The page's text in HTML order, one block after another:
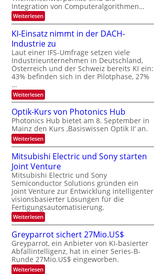
B
i
l
d
v
e
r
a
r
b
e
i
t
u
n
g
s
-
T
r
e
n
d
s
tm
e
l
d
e
t
s
t
a
r
k
e
W
a
h
s
t
u
m
m
e
r
s
t
e
n
H
a
l
b
j
a
h
r
Integration von Computeralgorithmen…
Weiterlesen:
8
9
.
W
E
-
H
e
a
e
s
-
S
e
m
i
n
a
r
KI-Einsatz nimmt in der DACH-
Industrie zu
Laut einer IFS-Umfrage setzen viele
Industrieunternehmen in Deutschland,
Österreich und der Schweiz bereits KI ein:
43% befinden sich in der Pilotphase, 27%
…
Weiterlesen:
K
-
E
i
n
s
a
t
z
n
i
m
m
t
i
n
d
e
r
D
A
C
H
-
Optik-Kurs von Photonics Hub
Photonics Hub bietet am 8. September in
Mainz den Kurs ‚Basiswissen Optik II‘ an.
Weiterlesen:
O
p
t
i
k
-
K
u
r
s
v
o
P
h
o
t
o
n
Mitsubishi Electric und Sony starten
Joint Venture
Mitsubishi Electric und Sony
Semiconductor Solutions gründen ein
Joint Venture zur Entwicklung intelligenter
visionsbasierter Lösungen für die
Fertigungsautomatisierung.
Weiterlesen:
M
t
s
u
b
i
s
Greyparrot sichert 27Mio.US$
Greyparrot, ein Anbieter von KI-basierter
Abfallintelligenz, hat in einer Series-B-
Runde 27Mio.US$ eingeworben.
Weiterlesen: